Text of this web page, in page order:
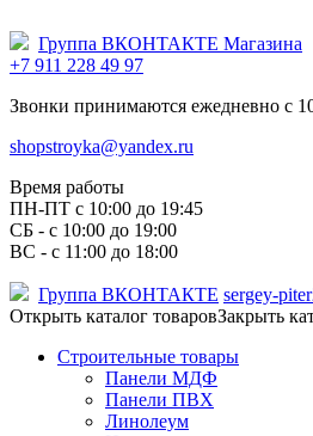
Группа ВКОНТАКТЕ Магазина
+7 911 228 49 97
Звонки принимаются ежедневно с
shopstroyka@yandex.ru
Время работы
ПН-ПТ c 10:00 до 19:45
СБ - с 10:00 до 19:00
ВС - с 11:00 до 18:00
Группа ВКОНТАКТЕ sergey-
Открыть каталог товаровЗакрыть
Строительные товары
Панели МДФ
Панели ПВХ
Линолеум